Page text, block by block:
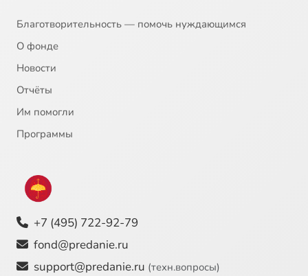
Благотворительность — помочь нуждающимся
О фонде
Новости
Отчёты
Им помогли
Программы
+7 (495) 722-92-79
fond@predanie.ru
support@predanie.ru (техн.вопросы)